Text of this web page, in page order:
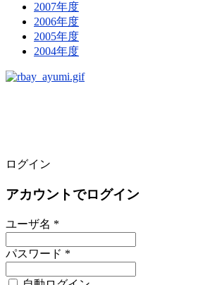
2007年度
2006年度
2005年度
2004年度
ログイン
アカウントでログイン
ユーザ名 *
パスワード *